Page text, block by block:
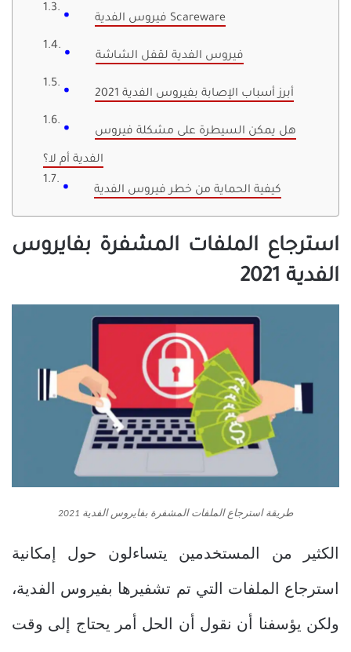
فيروس الفدية Scareware
فيروس الفدية لقفل الشاشة
أبرز أسباب الإصابة بفيروس الفدية 2021
هل يمكن السيطرة على مشكلة فيروس
الفدية أم لا؟
كيفية الحماية من خطر فيروس الفدية
استرجاع الملفات المشفرة بفايروس
الفدية 2021
طريقة استرجاع الملفات المشفرة بفايروس الفدية 2021
الكثير من المستخدمين يتساءلون حول إمكانية
استرجاع الملفات التي تم تشفيرها بفيروس الفدية،
ولكن يؤسفنا أن نقول أن الحل أمر يحتاج إلى وقت